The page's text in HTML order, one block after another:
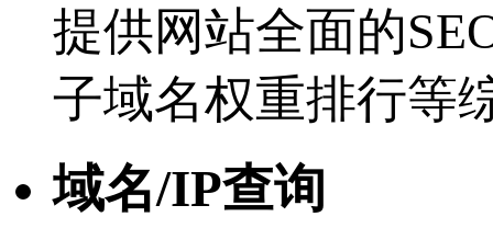
提供网站全面的
子域名权重排行等
域名/IP查询